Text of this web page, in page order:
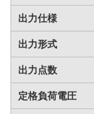
出力仕様
出力形式
出力点数
定格負荷電圧